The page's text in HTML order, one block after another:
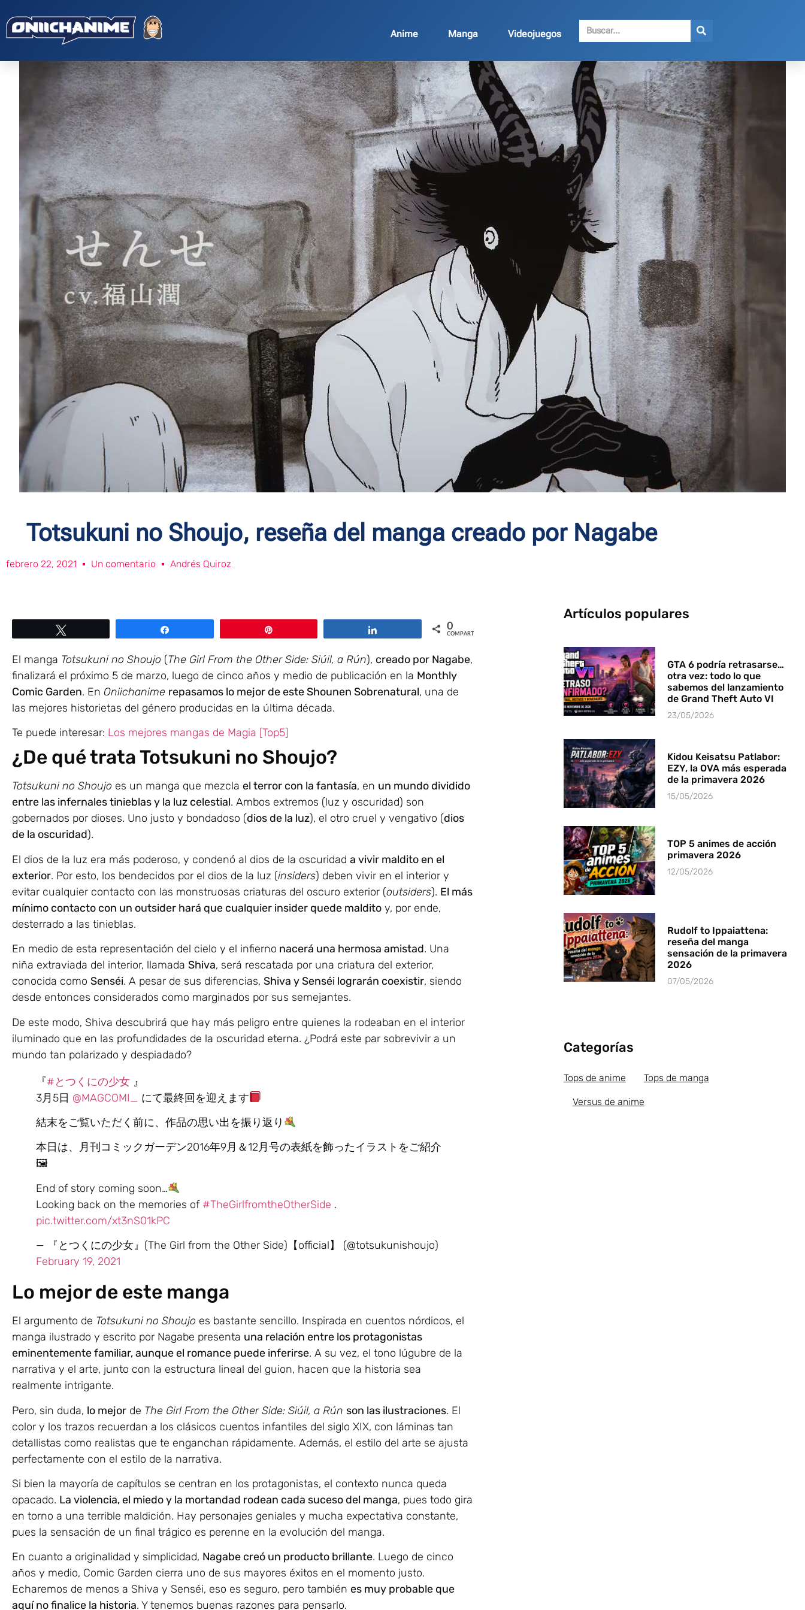
Anime Manga Videojuegos
Totsukuni no Shoujo, reseña del manga creado por Nagabe
febrero 22, 2021 Un comentario Andrés Quiroz
0
COMPARTIR
El manga Totsukuni no Shoujo (The Girl From the Other Side: Siúil, a Rún), creado por Nagabe,
finalizará el próximo 5 de marzo, luego de cinco años y medio de publicación en la Monthly
Comic Garden. En Oniichanime repasamos lo mejor de este Shounen Sobrenatural, una de
las mejores historietas del género producidas en la última década.
Te puede interesar: Los mejores mangas de Magia [Top5]
¿De qué trata Totsukuni no Shoujo?
Totsukuni no Shoujo es un manga que mezcla el terror con la fantasía, en un mundo dividido
entre las infernales tinieblas y la luz celestial. Ambos extremos (luz y oscuridad) son
gobernados por dioses. Uno justo y bondadoso (dios de la luz), el otro cruel y vengativo (dios
de la oscuridad).
El dios de la luz era más poderoso, y condenó al dios de la oscuridad a vivir maldito en el
exterior. Por esto, los bendecidos por el dios de la luz (insiders) deben vivir en el interior y
evitar cualquier contacto con las monstruosas criaturas del oscuro exterior (outsiders). El más
mínimo contacto con un outsider hará que cualquier insider quede maldito y, por ende,
desterrado a las tinieblas.
En medio de esta representación del cielo y el infierno nacerá una hermosa amistad. Una
niña extraviada del interior, llamada Shiva, será rescatada por una criatura del exterior,
conocida como Senséi. A pesar de sus diferencias, Shiva y Senséi lograrán coexistir, siendo
desde entonces considerados como marginados por sus semejantes.
De este modo, Shiva descubrirá que hay más peligro entre quienes la rodeaban en el interior
iluminado que en las profundidades de la oscuridad eterna. ¿Podrá este par sobrevivir a un
mundo tan polarizado y despiadado?
『#とつくにの少女 』
3月5日 @MAGCOMI_ にて最終回を迎えます
結末をご覧いただく前に、作品の思い出を振り返り
本日は、月刊コミックガーデン2016年9月＆12月号の表紙を飾ったイラストをご紹介
🖼
End of story coming soon…
Looking back on the memories of #TheGirlfromtheOtherSide .
pic.twitter.com/xt3nS01kPC
— 『とつくにの少女』(The Girl from the Other Side)【official】 (@totsukunishoujo)
February 19, 2021
Lo mejor de este manga
El argumento de Totsukuni no Shoujo es bastante sencillo. Inspirada en cuentos nórdicos, el
manga ilustrado y escrito por Nagabe presenta una relación entre los protagonistas
eminentemente familiar, aunque el romance puede inferirse. A su vez, el tono lúgubre de la
narrativa y el arte, junto con la estructura lineal del guion, hacen que la historia sea
realmente intrigante.
Pero, sin duda, lo mejor de The Girl From the Other Side: Siúil, a Rún son las ilustraciones. El
color y los trazos recuerdan a los clásicos cuentos infantiles del siglo XIX, con láminas tan
detallistas como realistas que te enganchan rápidamente. Además, el estilo del arte se ajusta
perfectamente con el estilo de la narrativa.
Si bien la mayoría de capítulos se centran en los protagonistas, el contexto nunca queda
opacado. La violencia, el miedo y la mortandad rodean cada suceso del manga, pues todo gira
en torno a una terrible maldición. Hay personajes geniales y mucha expectativa constante,
pues la sensación de un final trágico es perenne en la evolución del manga.
En cuanto a originalidad y simplicidad, Nagabe creó un producto brillante. Luego de cinco
años y medio, Comic Garden cierra uno de sus mayores éxitos en el momento justo.
Echaremos de menos a Shiva y Senséi, eso es seguro, pero también es muy probable que
aquí no finalice la historia. Y tenemos buenas razones para pensarlo.
Artículos populares
GTA 6 podría retrasarse…
otra vez: todo lo que
sabemos del lanzamiento
de Grand Theft Auto VI
23/05/2026
Kidou Keisatsu Patlabor:
EZY, la OVA más esperada
de la primavera 2026
15/05/2026
TOP 5 animes de acción
primavera 2026
12/05/2026
Rudolf to Ippaiattena:
reseña del manga
sensación de la primavera
2026
07/05/2026
Categorías
Tops de anime Tops de manga
Versus de anime